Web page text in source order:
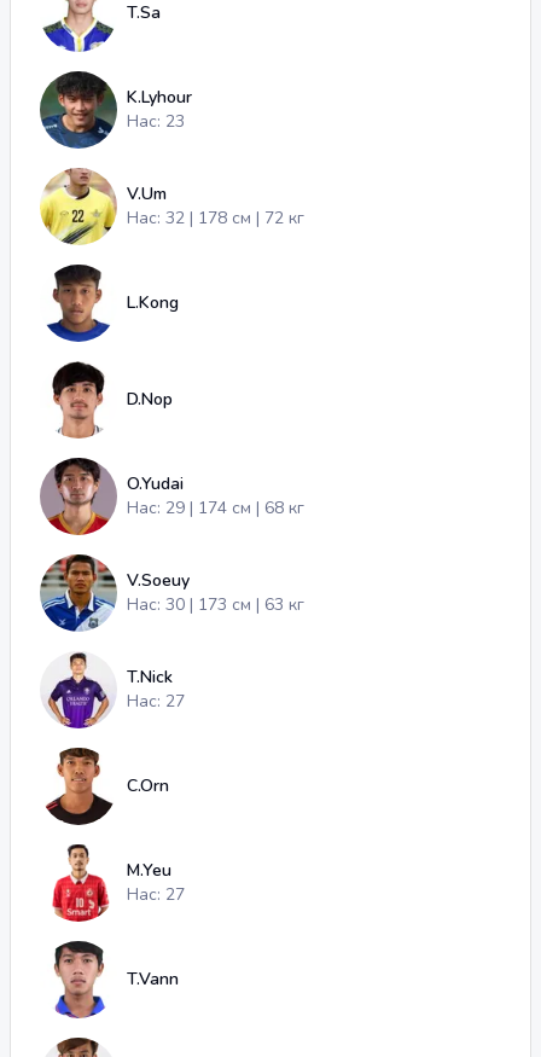
T.Sa
K.Lyhour
Нас: 23
V.Um
Нас: 32 | 178 см | 72 кг
L.Kong
D.Nop
O.Yudai
Нас: 29 | 174 см | 68 кг
V.Soeuy
Нас: 30 | 173 см | 63 кг
T.Nick
Нас: 27
C.Orn
M.Yeu
Нас: 27
T.Vann